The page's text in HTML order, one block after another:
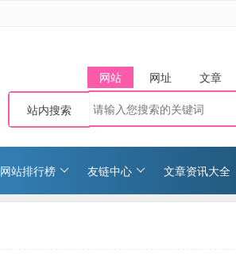
网站 网址 文章
站内搜索
网站排行榜 友链中心 文章资讯大全